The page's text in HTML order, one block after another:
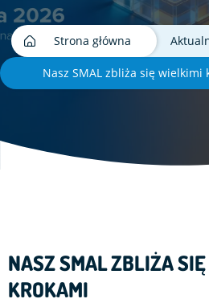
Strona główna
Nasz SMAL zbliża się wielkimi
NASZ SMAL ZBLIŻA
KROKAMI